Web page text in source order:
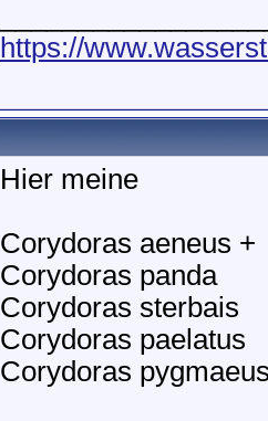
https://
Hier meine
Corydoras aeneus +
Corydoras panda
Corydoras sterbais
Corydoras paelatus
Corydoras